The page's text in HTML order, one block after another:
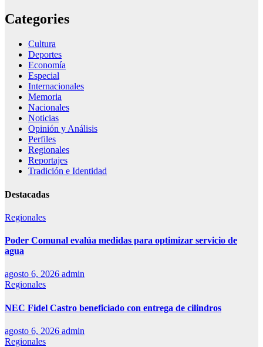
Categories
Cultura
Deportes
Economía
Especial
Internacionales
Memoria
Nacionales
Noticias
Opinión y Análisis
Perfiles
Regionales
Reportajes
Tradición e Identidad
Destacadas
Regionales
Poder Comunal evalúa medidas para optimizar servicio de
agua
agosto 6, 2026 admin
Regionales
NEC Fidel Castro beneficiado con entrega de cilindros
agosto 6, 2026 admin
Regionales